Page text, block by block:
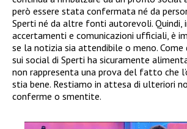
però essere stata confermata né da
Sperti né da altre fonti autorevoli. Quindi,
accertamenti e comunicazioni ufficiali, è
se la notizia sia attendibile o meno.
sui social di Sperti ha sicuramente
non rappresenta una prova del fatto che
stia bene. Restiamo in attesa di ulteriori
conferme o smentite.